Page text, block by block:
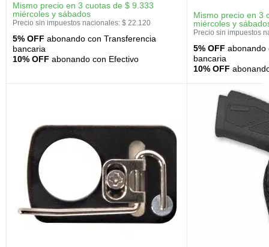
Mismo precio en 3 cuotas de $ 9.333
miércoles y sábados
Precio sin impuestos nacionales: $ 22.120
5% OFF abonando con Transferencia
bancaria
10% OFF abonando con Efectivo
Mismo precio en 3
miércoles y
Precio sin impuestos
5% OFF abonando
bancaria
10% OFF